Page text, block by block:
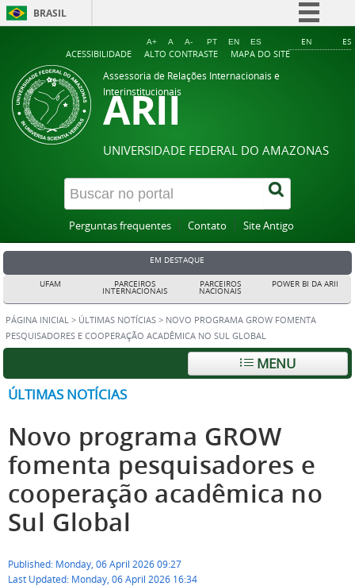
BRASIL
Simplifique!
EN ES
ACESSIBILIDADE ALTO CONTRASTE MAPA DO SITE
A+ A A- PT EN ES
Assessoria de Relações Internacionais e
Interinstitucionais
ARII
UNIVERSIDADE FEDERAL DO AMAZONAS
Perguntas frequentes Contato Site Antigo
EM DESTAQUE
UFAM PARCEIROS
INTERNACIONAIS
PARCEIROS
NACIONAIS
POWER BI DA ARII
PÁGINA INICIAL > ÚLTIMAS NOTÍCIAS > NOVO PROGRAMA GROW FOMENTA
PESQUISADORES E COOPERAÇÃO ACADÊMICA NO SUL GLOBAL
MENU
ÚLTIMAS NOTÍCIAS
Novo programa GROW
fomenta pesquisadores e
cooperação acadêmica no
Sul Global
Published: Monday, 06 April 2026 09:27
Last Updated: Monday, 06 April 2026 16:34